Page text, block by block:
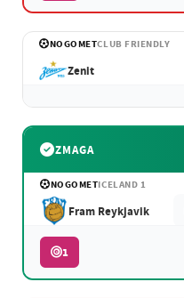
NOGOMETCLUB FRIENDLY
Zenit
ZMAGA
NOGOMETICELAND 1
Fram Reykjavik
1